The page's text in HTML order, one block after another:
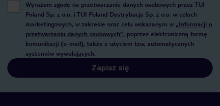
Wyrażam zgodę na przetwarzanie danych osobowych przez TUI
Poland Sp. z o.o. i TUI Poland Dystrybucja Sp. z o.o. w celach
marketingowych, w zakresie oraz celu wskazanym w „Informacji o
przetwarzaniu danych osobowych”, poprzez elektroniczną formę
komunikacji (e-mail), także z użyciem tzw. automatycznych
systemów wywołujących.
Zapisz się